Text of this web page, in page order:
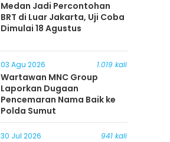
Medan Jadi Percontohan
BRT di Luar Jakarta, Uji Coba
Dimulai 18 Agustus
03 Agu 2026 1.019 kali
Wartawan MNC Group
Laporkan Dugaan
Pencemaran Nama Baik ke
Polda Sumut
30 Jul 2026 941 kali